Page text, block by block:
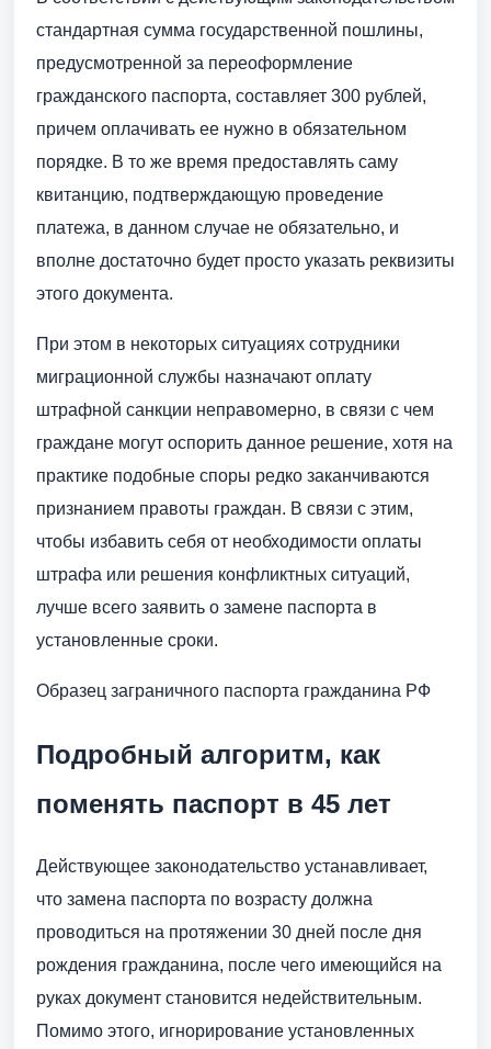
стандартная сумма государственной пошлины,
предусмотренной за переоформление
гражданского паспорта, составляет 300 рублей,
причем оплачивать ее нужно в обязательном
порядке. В то же время предоставлять саму
квитанцию, подтверждающую проведение
платежа, в данном случае не обязательно, и
вполне достаточно будет просто указать реквизиты
этого документа.
При этом в некоторых ситуациях сотрудники
миграционной службы назначают оплату
штрафной санкции неправомерно, в связи с чем
граждане могут оспорить данное решение, хотя на
практике подобные споры редко заканчиваются
признанием правоты граждан. В связи с этим,
чтобы избавить себя от необходимости оплаты
штрафа или решения конфликтных ситуаций,
лучше всего заявить о замене паспорта в
установленные сроки.
Образец заграничного паспорта гражданина РФ
Подробный алгоритм, как
поменять паспорт в 45 лет
Действующее законодательство устанавливает,
что замена паспорта по возрасту должна
проводиться на протяжении 30 дней после дня
рождения гражданина, после чего имеющийся на
руках документ становится недействительным.
Помимо этого, игнорирование установленных